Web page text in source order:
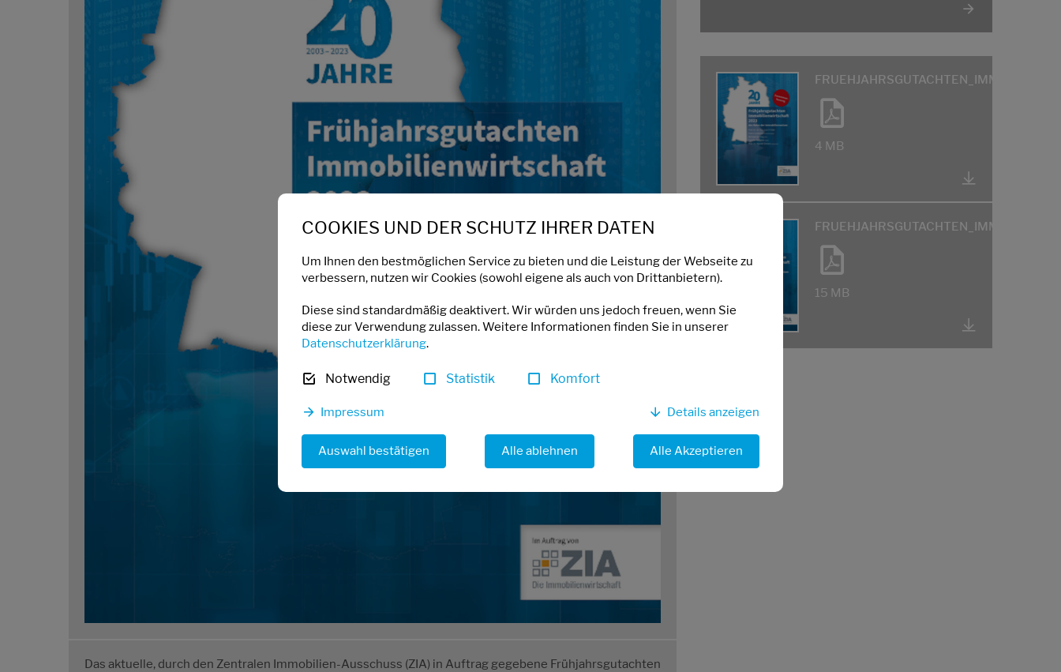
Das aktuelle, durch den Zentralen Immobilien-Ausschuss (ZIA) in Auftrag gegebene Frühjahrsgutachten
4 MB
15 MB
COOKIES UND DER SCHUTZ IHRER DATEN
Um Ihnen den bestmöglichen Service zu bieten und die Leistung der Webseite zu
verbessern, nutzen wir Cookies (sowohl eigene als auch von Drittanbietern).
Diese sind standardmäßig deaktivert. Wir würden uns jedoch freuen, wenn Sie
diese zur Verwendung zulassen. Weitere Informationen finden Sie in unserer
Datenschutzerklärung.
Notwendig Statistik Komfort
Impressum Details anzeigen
Auswahl bestätigen Alle ablehnen Alle Akzeptieren